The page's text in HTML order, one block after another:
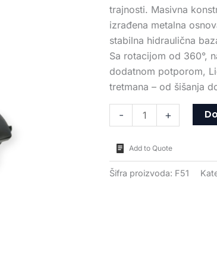
trajnosti. Masivna
izrađena metalna
stabilna hidraulična
Sa rotacijom od 360°,
dodatnom potporom,
tretmana – od šišanja
- +
Add to Quote
Šifra proizvoda: F51